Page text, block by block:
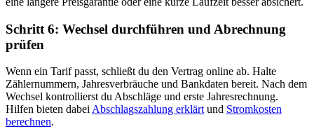
Schritt 6: Wechsel durchführen und Abrechnung
prüfen
Wenn ein Tarif passt, schließt du den Vertrag online ab. Halte
Zählernummern, Jahresverbräuche und Bankdaten bereit. Nach dem
Wechsel kontrollierst du Abschläge und erste Jahresrechnung.
Hilfen bieten dabei Abschlagszahlung erklärt und Stromkosten
berechnen.